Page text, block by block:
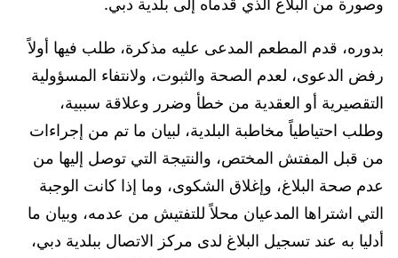
وصورة من البلاغ الذي قدماه إلى بلدية دبي.
بدوره، قدم المطعم المدعى عليه مذكرة، طلب فيها أولاً
رفض الدعوى، لعدم الصحة والثبوت، ولانتفاء المسؤولية
التقصيرية أو العقدية من خطأ وضرر وعلاقة سببية،
وطلب احتياطياً مخاطبة البلدية، لبيان ما تم من إجراءات
من قبل المفتش المختص، والنتيجة التي توصل إليها من
عدم صحة البلاغ، وإغلاق الشكوى، وما إذا كانت الوجبة
التي اشتراها المدعيان محلاً للتفتيش من عدمه، وبيان ما
أدليا به عند تسجيل البلاغ لدى مركز الاتصال ببلدية دبي،